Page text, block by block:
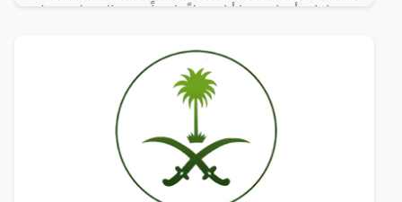
زوجها بامرأة ثانية، ما أثار جدلاً واسعاً. وفي المقطع، تقول